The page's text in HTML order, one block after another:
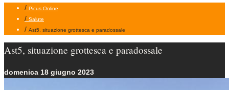
/ Picus Online
/ Salute
/ Ast5, situazione grottesca e paradossale
Ast5, situazione grottesca e paradossale
domenica 18 giugno 2023